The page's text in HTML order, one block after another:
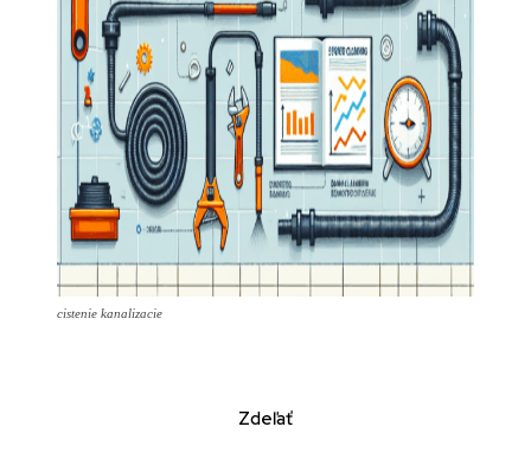
cistenie kanalizacie
Zdeľať